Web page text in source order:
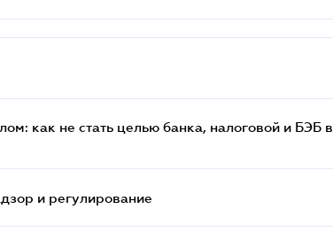
как не стать целью банка, налоговой и БЭБ в
и регулирование